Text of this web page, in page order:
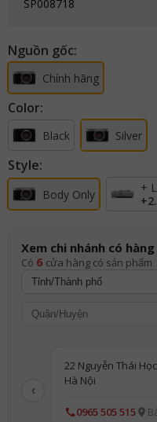
SP008718
Nguồn gốc:
Chính hãng
Color:
Black Silver
Style:
Body Only
+
+
Xem chi nhánh có hàng
Có 6 cửa hàng có sản phẩm
‹
22 Nguyễn Thái
Hà Nội
0965 505 515